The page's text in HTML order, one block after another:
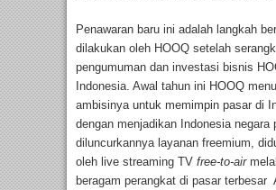
Penawaran baru ini adalah langkah
dilakukan oleh HOOQ setelah
pengumuman dan investasi bisnis
Indonesia. Awal tahun ini HOOQ
ambisinya untuk memimpin pasar di
dengan menjadikan Indonesia negara
diluncurkannya layanan freemium,
oleh live streaming TV free-to-air
beragam perangkat di pasar terbesar